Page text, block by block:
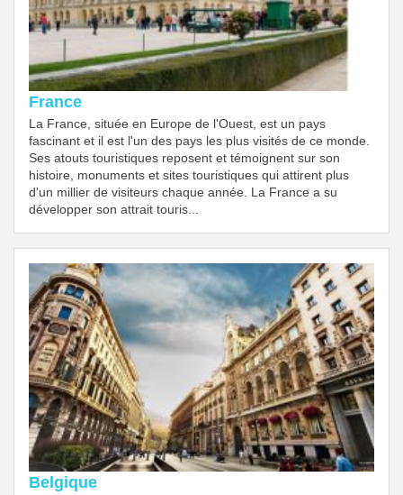
France
La France, située en Europe de l'Ouest, est un pays
fascinant et il est l'un des pays les plus visités de ce monde.
Ses atouts touristiques reposent et témoignent sur son
histoire, monuments et sites touristiques qui attirent plus
d'un millier de visiteurs chaque année. La France a su
développer son attrait touris...
Belgique